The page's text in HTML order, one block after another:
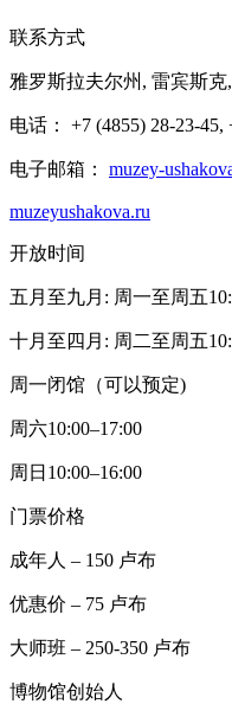
联系方式
雅罗斯拉夫尔州, 雷宾斯克
电话： +7 (4855) 28-23-45,
电子邮箱： muzey-
muzeyushakova.ru
开放时间
五月至九月: 周一至周五
十月至四月: 周二至周五
周一闭馆（可以预定)
周六10:00–17:00
周日10:00–16:00
门票价格
成年人 – 150 卢布
优惠价 – 75 卢布
大师班 – 250-350 卢布
博物馆创始人